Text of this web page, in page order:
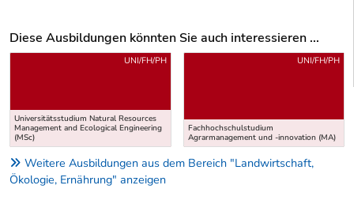
Diese Ausbildungen könnten Sie auch interessieren ...
Uber weitere Ausbildungsvorschläge
Universitätsstudium Natural Resources
Management and Ecological Engineering
(MSc)
UNI/FH/PH
Fachhochschulstudium
Agrarmanagement und -innovation (MA)
UNI/FH/PH
Weitere Ausbildungen aus dem Bereich "Landwirtschaft,
Ökologie, Ernährung" anzeigen